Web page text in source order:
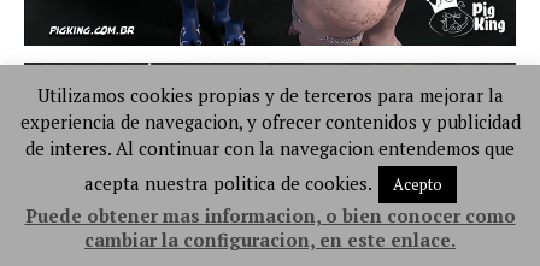
Utilizamos cookies propias y de terceros para mejorar la
experiencia de navegacion, y ofrecer contenidos y publicidad
de interes. Al continuar con la navegacion entendemos que
acepta nuestra politica de cookies.
Acepto
Puede obtener mas informacion, o bien conocer como
cambiar la configuracion, en este enlace.